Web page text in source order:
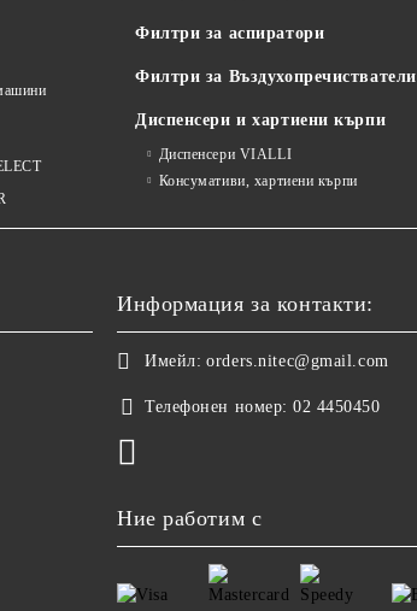
Филтри за аспиратори
Филтри за Въздухопречистватели
Диспенсери и хартиени кърпи
Диспенсери VIALLI
Консумативи, хартиени кърпи
Информация за контакти:
Имейл: orders.nitec@gmail.com
Телефонен номер: 02 4450450
Ние работим с